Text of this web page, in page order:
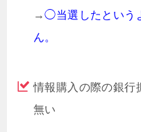
→◯当選したという
ん。
情報購入の際の銀行
無い